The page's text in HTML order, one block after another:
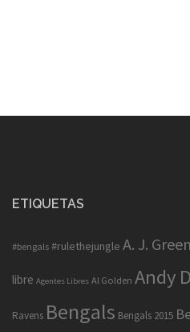
ETIQUETAS
#bengals #rulethejungle A. J. Green
libre Agentes Libres Al Golden Andy
Ravens Bengals Bengals 2015